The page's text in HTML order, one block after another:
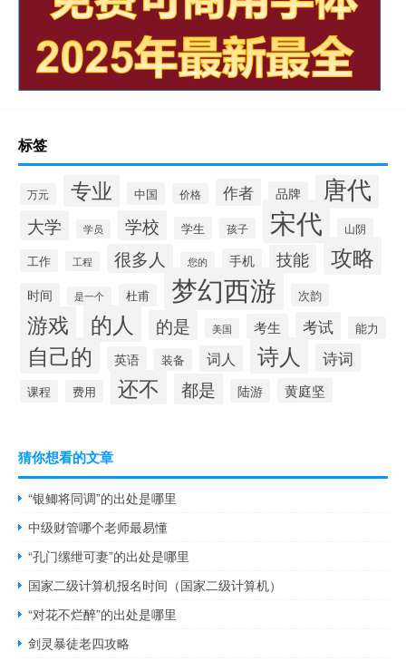
标签
万元 专业 中国 价格 作者 品牌 唐代
大学 学员 学校 学生 孩子 宋代 山阴
工作 工程 很多人 您的 手机 技能 攻略
时间 是一个 杜甫 梦幻西游 次韵
游戏 的人 的是 美国 考生 考试 能力
自己的 英语 装备 词人 诗人 诗词
课程 费用 还不 都是 陆游 黄庭坚
猜你想看的文章
“银鲫将同调”的出处是哪里
中级财管哪个老师最易懂
“孔门缧绁可妻”的出处是哪里
国家二级计算机报名时间（国家二级计算机）
“对花不烂醉”的出处是哪里
剑灵暴徒老四攻略